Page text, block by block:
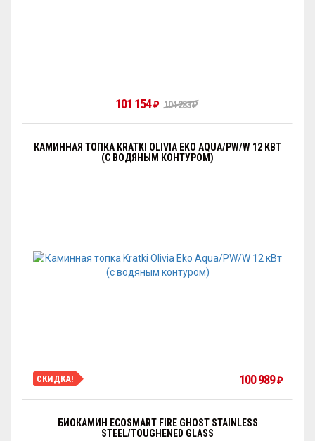
101 154 ₽ 104 283₽
КАМИННАЯ ТОПКА KRATKI OLIVIA EKO AQUA/PW/W 12 КВТ
(С ВОДЯНЫМ КОНТУРОМ)
СКИДКА! 100 989 ₽
БИОКАМИН ECOSMART FIRE GHOST STAINLESS
STEEL/TOUGHENED GLASS